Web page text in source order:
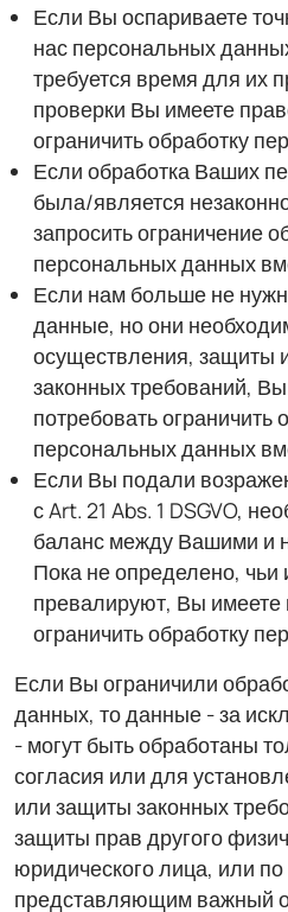
Если Вы оспариваете
нас персональных
требуется время для их
проверки Вы имеете
ограничить обработку
Если обработка Ваших
была/является
запросить ограничение
персональных данных
Если нам больше не
данные, но они
осуществления, защиты
законных требований,
потребовать ограничить
персональных данных
Если Вы подали
с Art. 21 Abs. 1 DSGVO,
баланс между Вашими и
Пока не определено, чьи
превалируют, Вы имеете
ограничить обработку
Если Вы ограничили
данных, то данные - за
- могут быть обработаны
согласия или для
или защиты законных
защиты прав другого
юридического лица, или
представляющим важный